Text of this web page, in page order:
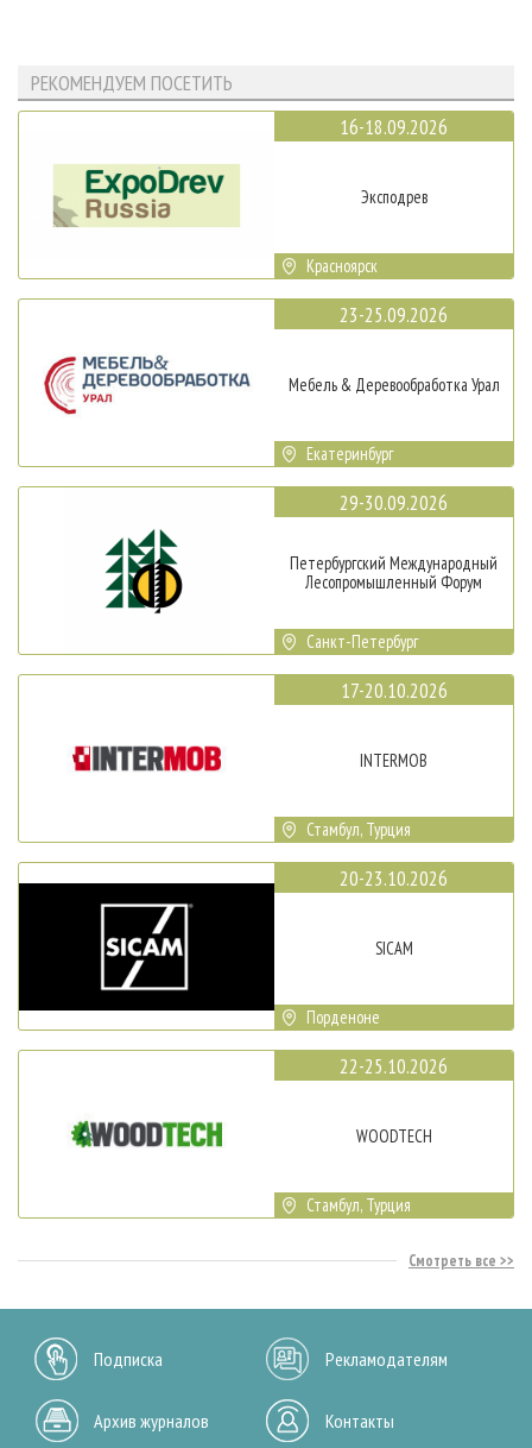
РЕКОМЕНДУЕМ ПОСЕТИТЬ
16-18.09.2026
Эксподрев
Красноярск
23-25.09.2026
Мебель & Деревообработка Урал
Екатеринбург
29-30.09.2026
Петербургский Международный
Лесопромышленный Форум
Санкт-Петербург
17-20.10.2026
INTERMOB
Стамбул, Турция
20-23.10.2026
SICAM
Порденоне
22-25.10.2026
WOODTECH
Стамбул, Турция
Смотреть все
Подписка Рекламодателям
Архив журналов Контакты